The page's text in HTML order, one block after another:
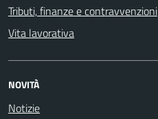
Tributi, finanze e contravvenzioni
Vita lavorativa
NOVITÀ
Notizie